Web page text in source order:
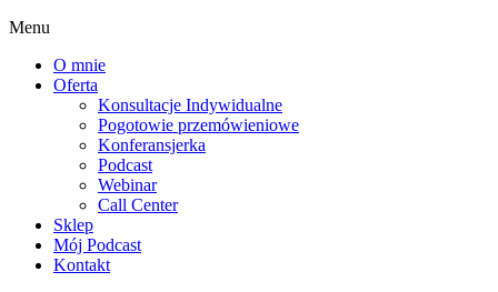
Menu
O mnie
Oferta
Konsultacje Indywidualne
Pogotowie przemówieniowe
Konferansjerka
Podcast
Webinar
Call Center
Sklep
Mój Podcast
Kontakt